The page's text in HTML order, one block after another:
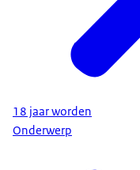
18 jaar worden
Onderwerp